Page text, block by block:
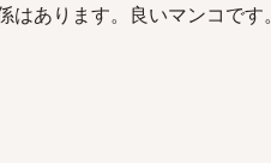
あります。良いマンコです。